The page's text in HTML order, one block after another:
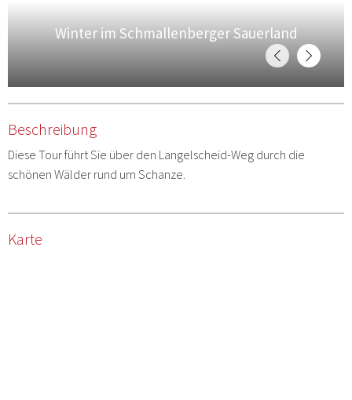
Winter im Schmallenberger Sauerland
Beschreibung
Diese Tour führt Sie über den Langelscheid-Weg durch die
schönen Wälder rund um Schanze.
Karte